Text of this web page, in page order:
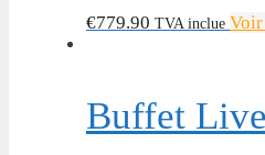
€779.90 TVA inclue
Buffet